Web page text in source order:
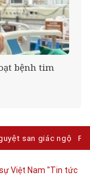
bệnh tim
san giác ngộ
Việt Nam "Tin tức